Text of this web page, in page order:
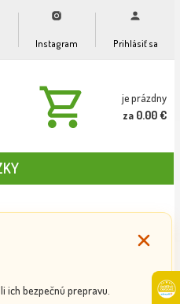
Instagram Prihlásiť sa
je prázdny
za 0.00 €
bezpečnú prepravu.